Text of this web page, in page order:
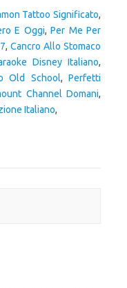
Tattoo Significato,
E Oggi, Per Me Per
, Cancro Allo Stomaco
Disney Italiano,
Old School,Perfetti
Channel Domani,
Italiano,